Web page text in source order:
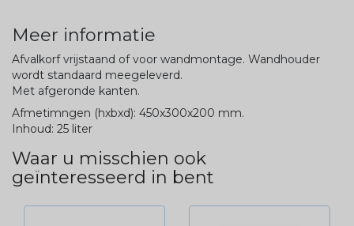
Meer informatie
Afvalkorf vrijstaand of voor wandmontage. Wandhouder
wordt standaard meegeleverd.
Met afgeronde kanten.
Afmetimngen (hxbxd): 450x300x200 mm.
Inhoud: 25 liter
Waar u misschien ook
geïnteresseerd in bent